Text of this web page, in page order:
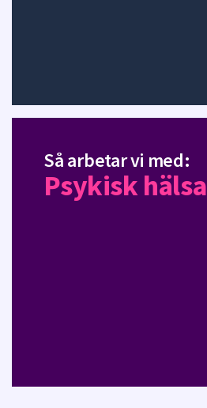
Så arbetar vi med:
Psykisk hälsa